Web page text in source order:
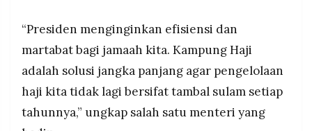
“Presiden menginginkan efisiensi dan
martabat bagi jamaah kita. Kampung Haji
adalah solusi jangka panjang agar pengelolaan
haji kita tidak lagi bersifat tambal sulam setiap
tahunnya,” ungkap salah satu menteri yang